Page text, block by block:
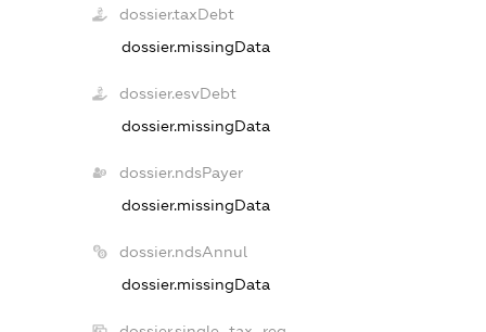
dossier.taxDebt
dossier.missingData
dossier.esvDebt
dossier.missingData
dossier.ndsPayer
dossier.missingData
dossier.ndsAnnul
dossier.missingData